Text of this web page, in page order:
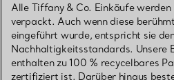
Alle Tiffany & Co. Einkäufe
verpackt. Auch wenn diese
eingeführt wurde, entspricht sie
Nachhaltigkeitsstandards. Unsere
enthalten zu 100 % recycelbares
zertifiziert ist. Darüber hinaus